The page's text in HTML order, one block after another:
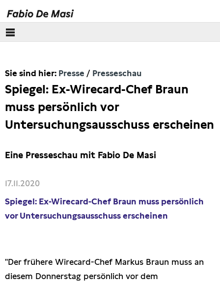
Europäisches Parlament
Presse
Pressebilder
Artikel
Publikationen
Sie sind hier: Presse Presseschau
Spiegel: Ex-Wirecard-Chef Braun
muss persönlich vor
Untersuchungsausschuss erscheinen
Eine Presseschau mit Fabio De Masi
17.11.2020
Spiegel: Ex-Wirecard-Chef Braun muss persönlich
vor Untersuchungsausschuss erscheinen
"Der frühere Wirecard-Chef Markus Braun muss an
diesem Donnerstag persönlich vor dem